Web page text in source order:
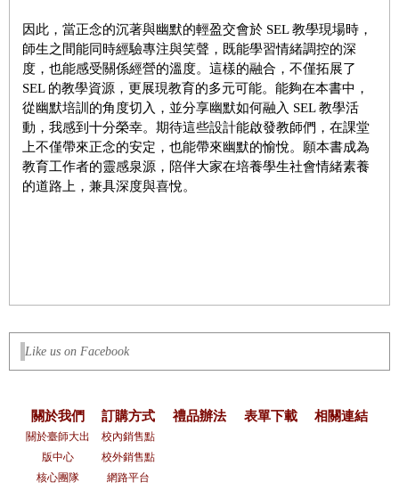
因此，當正念的沉著與幽默的輕盈交會於 SEL 教學現場時，
師生之間能同時經驗專注與笑聲，既能學習情緒調控的深
度，也能感受關係經營的溫度。這樣的融合，不僅拓展了
SEL 的教學資源，更展現教育的多元可能。能夠在本書中，
從幽默培訓的角度切入，並分享幽默如何融入 SEL 教學活
動，我感到十分榮幸。期待這些設計能啟發教師們，在課堂
上不僅帶來正念的安定，也能帶來幽默的愉悅。願本書成為
教育工作者的靈感泉源，陪伴大家在培養學生社會情緒素養
的道路上，兼具深度與喜悅。
Like us on Facebook
關於我們
關於臺師大出
版中心
核心團隊
訂購方式
校內銷售點
校外銷售點
網路平台
禮品辦法 表單下載 相關連結